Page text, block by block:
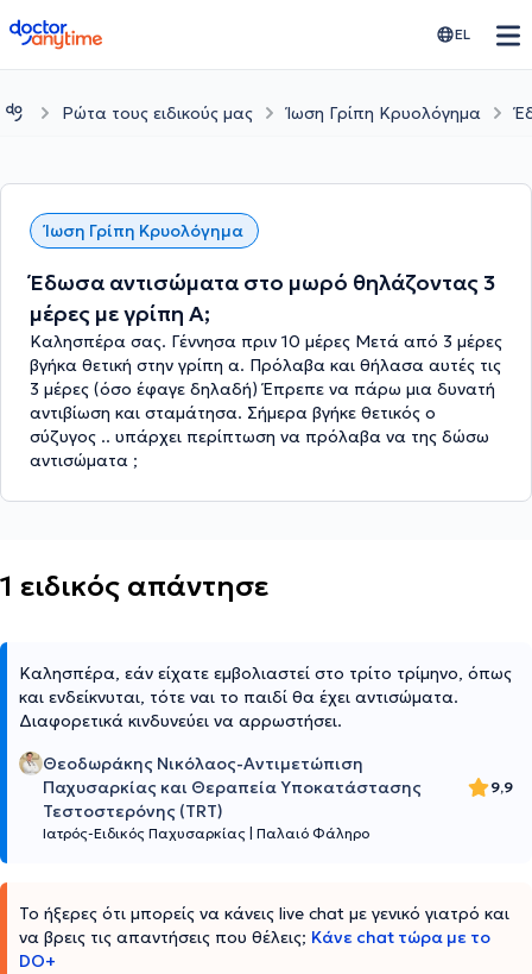
doctoranytime EL
Ρώτα τους ειδικούς μας Ίωση Γρίπη Κρυολόγημα
Ίωση Γρίπη Κρυολόγημα
Έδωσα αντισώματα στο μωρό θηλάζοντας 3
μέρες με γρίπη Α;
Καλησπέρα σας. Γέννησα πριν 10 μέρες Μετά από 3 μέρες
βγήκα θετική στην γρίπη α. Πρόλαβα και θήλασα αυτές τις
3 μέρες (όσο έφαγε δηλαδή) Έπρεπε να πάρω μια δυνατή
αντιβίωση και σταμάτησα. Σήμερα βγήκε θετικός ο
σύζυγος .. υπάρχει περίπτωση να πρόλαβα να της δώσω
αντισώματα ;
1 ειδικός απάντησε
Καλησπέρα, εάν είχατε εμβολιαστεί στο τρίτο τρίμηνο, όπως
και ενδείκνυται, τότε ναι το παιδί θα έχει αντισώματα.
Διαφορετικά κινδυνεύει να αρρωστήσει.
Θεοδωράκης Νικόλαος-Αντιμετώπιση
Παχυσαρκίας και Θεραπεία Υποκατάστασης
Τεστοστερόνης (TRT)
9,9
Ιατρός-Ειδικός Παχυσαρκίας Παλαιό Φάληρο
Το ήξερες ότι μπορείς να κάνεις live chat με γενικό γιατρό και
να βρεις τις απαντήσεις που θέλεις; Κάνε chat τώρα με το
DO+